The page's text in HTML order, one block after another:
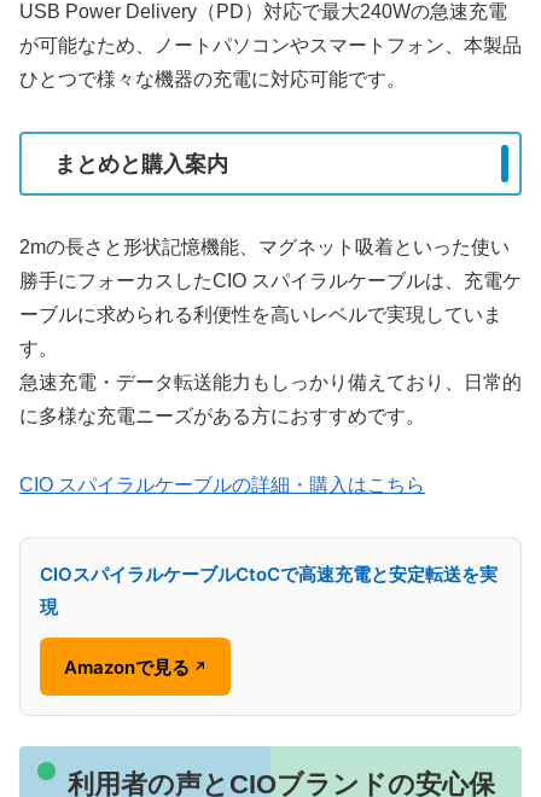
USB Power Delivery（PD）対応で最大240Wの急速充電
が可能なため、ノートパソコンやスマートフォン、本製品
ひとつで様々な機器の充電に対応可能です。
まとめと購入案内
2mの長さと形状記憶機能、マグネット吸着といった使い
勝手にフォーカスしたCIO スパイラルケーブルは、充電ケ
ーブルに求められる利便性を高いレベルで実現していま
す。
急速充電・データ転送能力もしっかり備えており、日常的
に多様な充電ニーズがある方におすすめです。
CIO スパイラルケーブルの詳細・購入はこちら
CIOスパイラルケーブルCtoCで高速充電と安定転送を実
現
Amazonで見る ↗
利用者の声とCIOブランドの安心保